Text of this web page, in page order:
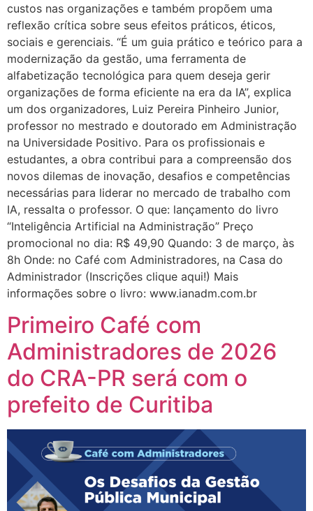
custos nas organizações e também propõem uma
reflexão crítica sobre seus efeitos práticos, éticos,
sociais e gerenciais. “É um guia prático e teórico para a
modernização da gestão, uma ferramenta de
alfabetização tecnológica para quem deseja gerir
organizações de forma eficiente na era da IA”, explica
um dos organizadores, Luiz Pereira Pinheiro Junior,
professor no mestrado e doutorado em Administração
na Universidade Positivo. Para os profissionais e
estudantes, a obra contribui para a compreensão dos
novos dilemas de inovação, desafios e competências
necessárias para liderar no mercado de trabalho com
IA, ressalta o professor. O que: lançamento do livro
“Inteligência Artificial na Administração” Preço
promocional no dia: R$ 49,90 Quando: 3 de março, às
8h Onde: no Café com Administradores, na Casa do
Administrador (Inscrições clique aqui!) Mais
informações sobre o livro: www.ianadm.com.br
Primeiro Café com
Administradores de 2026
do CRA-PR será com o
prefeito de Curitiba